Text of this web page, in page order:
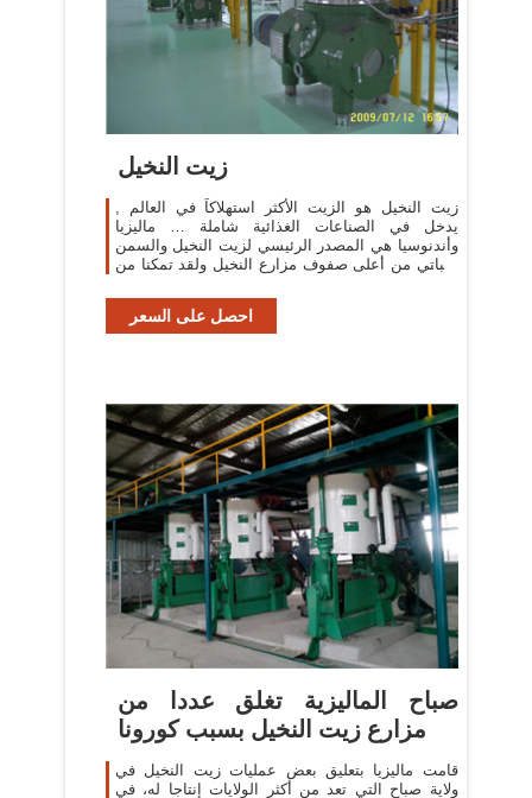
زيت النخيل
زيت النخيل هو الزيت الأكثر استهلاكاً في العالم ,
يدخل في الصناعات الغذائية شاملة … ماليزيا
وأندنوسيا هي المصدر الرئيسي لزيت النخيل والسمن
النباتي من أعلى صفوف مزارع النخيل ولقد تمكنا من
احصل على السعر
صباح الماليزية تغلق عددا من
مزارع زيت النخيل بسبب كورونا
قامت ماليزيا بتعليق بعض عمليات زيت النخيل في
ولاية صباح التي تعد من أكثر الولايات إنتاجا له، في